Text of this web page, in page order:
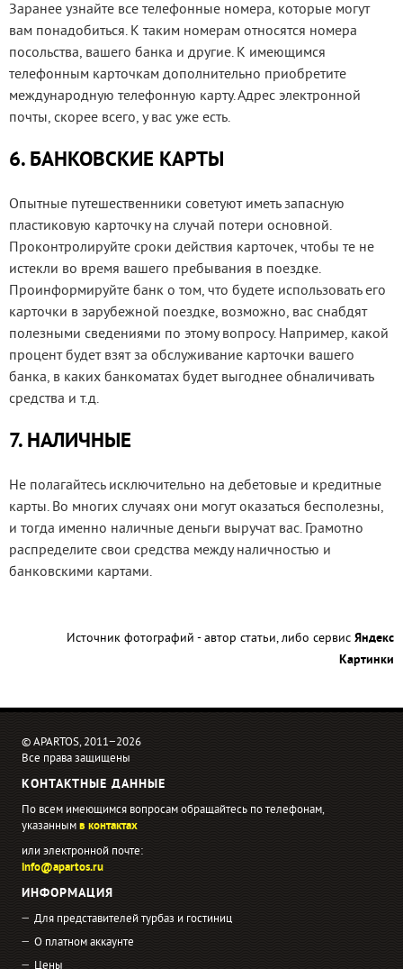
Заранее узнайте все телефонные номера, которые могут
вам понадобиться. К таким номерам относятся номера
посольства, вашего банка и другие. К имеющимся
телефонным карточкам дополнительно приобретите
международную телефонную карту. Адрес электронной
почты, скорее всего, у вас уже есть.
6. БАНКОВСКИЕ КАРТЫ
Опытные путешественники советуют иметь запасную
пластиковую карточку на случай потери основной.
Проконтролируйте сроки действия карточек, чтобы те не
истекли во время вашего пребывания в поездке.
Проинформируйте банк о том, что будете использовать его
карточки в зарубежной поездке, возможно, вас снабдят
полезными сведениями по этому вопросу. Например, какой
процент будет взят за обслуживание карточки вашего
банка, в каких банкоматах будет выгоднее обналичивать
средства и т.д.
7. НАЛИЧНЫЕ
Не полагайтесь исключительно на дебетовые и кредитные
карты. Во многих случаях они могут оказаться бесполезны,
и тогда именно наличные деньги выручат вас. Грамотно
распределите свои средства между наличностью и
банковскими картами.
Источник фотографий - автор статьи, либо сервис Яндекс
Картинки
© APARTOS, 2011−2026
Все права защищены
КОНТАКТНЫЕ ДАННЫЕ
По всем имеющимся вопросам обращайтесь по телефонам,
указаннымв контактах
или электронной почте:
info@apartos.ru
ИНФОРМАЦИЯ
Для представителей турбаз и гостиниц
О платном аккаунте